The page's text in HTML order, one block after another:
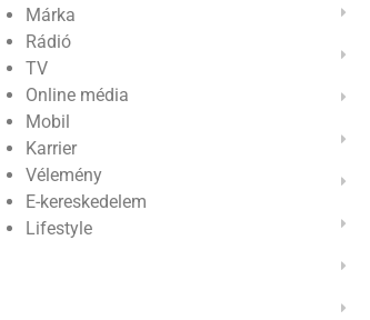
Márka
Rádió
TV
Online média
Mobil
Karrier
Vélemény
E-kereskedelem
Lifestyle